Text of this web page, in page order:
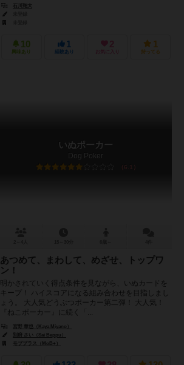
石川翔大
10
興味あり
1
経験あり
2
お気に入り
1
持ってる
いぬポーカー
Dog Poker
6.1
あつめて、まわして、めざせ、トップワ
ン！
明かされていく得点条件を見ながら、いぬカードを
キープ！ ハイスコアになる組み合わせを目指しまし
ょう。 大人気どうぶつポーカー第二弾！ 大人気！
『ねこポーカー』に続く「...
宮野 華也（Kaya Miyano）
別府 さい（Sai Beppu）
モブプラス（MoB+）